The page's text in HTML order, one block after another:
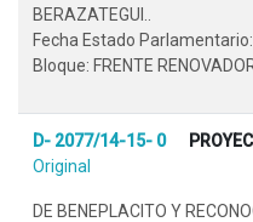
BERAZATEGUI..
Fecha Estado
Bloque: FRENTE
D- 2077/14-15- 0
Original
DE BENEPLACITO Y